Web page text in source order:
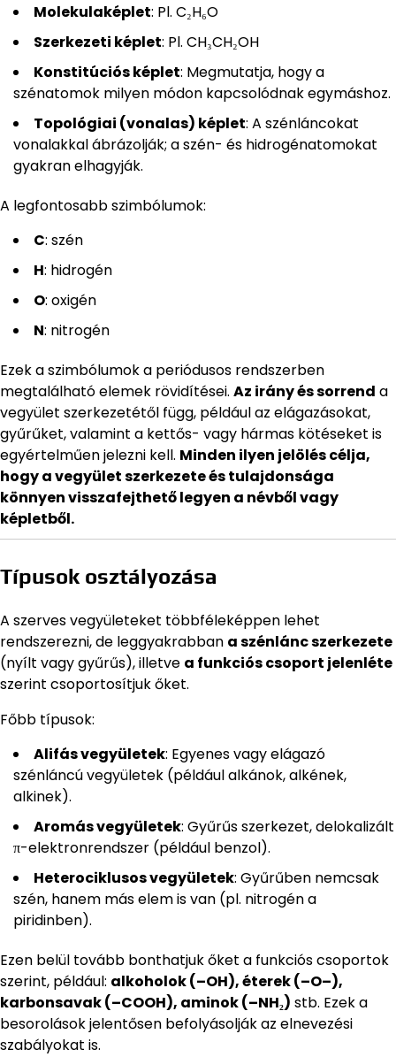
Molekulaképlet: Pl. C₂H₆O
Szerkezeti képlet: Pl. CH₃CH₂OH
Konstitúciós képlet: Megmutatja, hogy a
szénatomok milyen módon kapcsolódnak egymáshoz.
Topológiai (vonalas) képlet: A szénláncokat
vonalakkal ábrázolják; a szén- és hidrogénatomokat
gyakran elhagyják.
A legfontosabb szimbólumok:
C: szén
H: hidrogén
O: oxigén
N: nitrogén
Ezek a szimbólumok a periódusos rendszerben
megtalálható elemek rövidítései. Az irány és sorrend a
vegyület szerkezetétől függ, például az elágazásokat,
gyűrűket, valamint a kettős- vagy hármas kötéseket is
egyértelműen jelezni kell. Minden ilyen jelölés célja,
hogy a vegyület szerkezete és tulajdonsága
könnyen visszafejthető legyen a névből vagy
képletből.
Típusok osztályozása
A szerves vegyületeket többféleképpen lehet
rendszerezni, de leggyakrabban a szénlánc szerkezete
(nyílt vagy gyűrűs), illetve a funkciós csoport jelenléte
szerint csoportosítjuk őket.
Főbb típusok:
Alifás vegyületek: Egyenes vagy elágazó
szénláncú vegyületek (például alkánok, alkének,
alkinek).
Aromás vegyületek: Gyűrűs szerkezet, delokalizált
π-elektronrendszer (például benzol).
Heterociklusos vegyületek: Gyűrűben nemcsak
szén, hanem más elem is van (pl. nitrogén a
piridinben).
Ezen belül tovább bonthatjuk őket a funkciós csoportok
szerint, például: alkoholok (–OH), éterek (–O–),
karbonsavak (–COOH), aminok (–NH₂) stb. Ezek a
besorolások jelentősen befolyásolják az elnevezési
szabályokat is.